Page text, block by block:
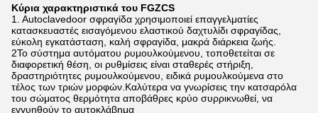
Κύρια χαρακτηριστικά του FGZCS
1. Autoclavedoor σφραγίδα χρησιμοποιεί επαγγελματίες
κατασκευαστές εισαγόμενου ελαστικού δαχτυλίδι σφραγίδας,
εύκολη εγκατάσταση, καλή σφραγίδα, μακρά διάρκεια ζωής.
2Το σύστημα αυτόματου ρυμουλκούμενου, τοποθετείται σε
διαφορετική θέση, οι ρυθμίσεις είναι σταθερές στήριξη,
δραστηριότητες ρυμουλκούμενου, ειδικά ρυμουλκούμενα στο
τέλος των τριών μορφών.Καλύτερα να γνωρίσεις την κατσαρόλα
του σώματος θερμότητα αποβάθρες κρύο συρρικνωθεί, να
εγγυηθούν το αυτοκλάβημα